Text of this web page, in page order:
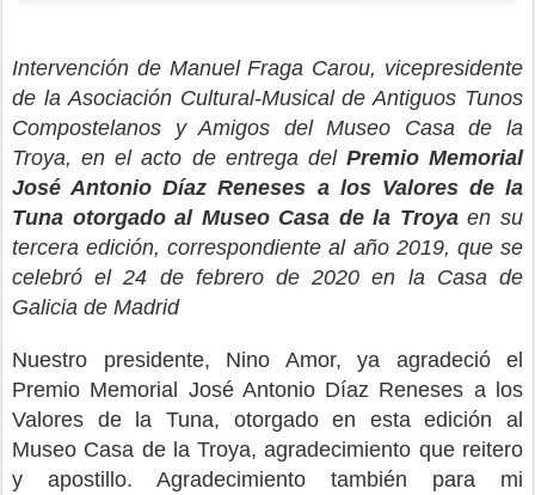
Intervención de Manuel Fraga Carou, vicepresidente
de la Asociación Cultural-Musical de Antiguos Tunos
Compostelanos y Amigos del Museo Casa de la
Troya, en el acto de entrega del Premio Memorial
José Antonio Díaz Reneses a los Valores de la
Tuna otorgado al Museo Casa de la Troyaen su
tercera edición, correspondiente al año 2019, que se
celebró el 24 de febrero de 2020 en la Casa de
Galicia de Madrid
Nuestro presidente, Nino Amor, ya agradeció el
Premio Memorial José Antonio Díaz Reneses a los
Valores de la Tuna, otorgado en esta edición al
Museo Casa de la Troya, agradecimiento que reitero
y apostillo. Agradecimiento también para mi